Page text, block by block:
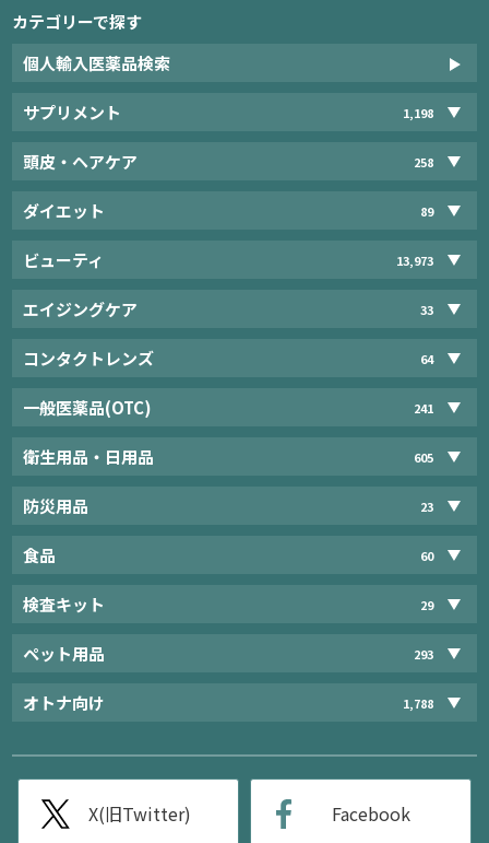
カテゴリーで探す
個人輸入医薬品検索
サプリメント 1,198
頭皮・ヘアケア 258
ダイエット 89
ビューティ 13,973
エイジングケア 33
コンタクトレンズ 64
一般医薬品(OTC) 241
衛生用品・日用品 605
防災用品 23
食品 60
検査キット 29
ペット用品 293
オトナ向け 1,788
X(旧Twitter) Facebook